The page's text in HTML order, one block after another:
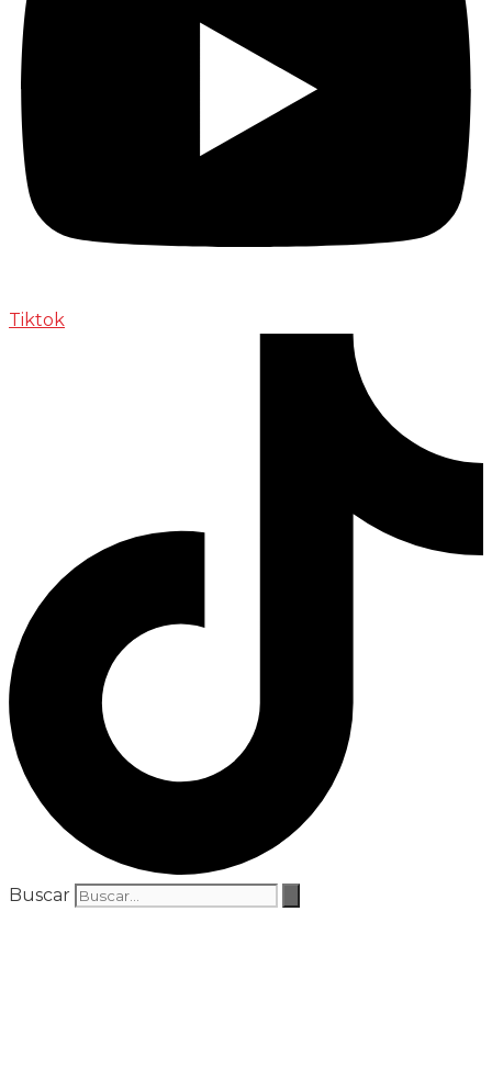
Tiktok
Buscar